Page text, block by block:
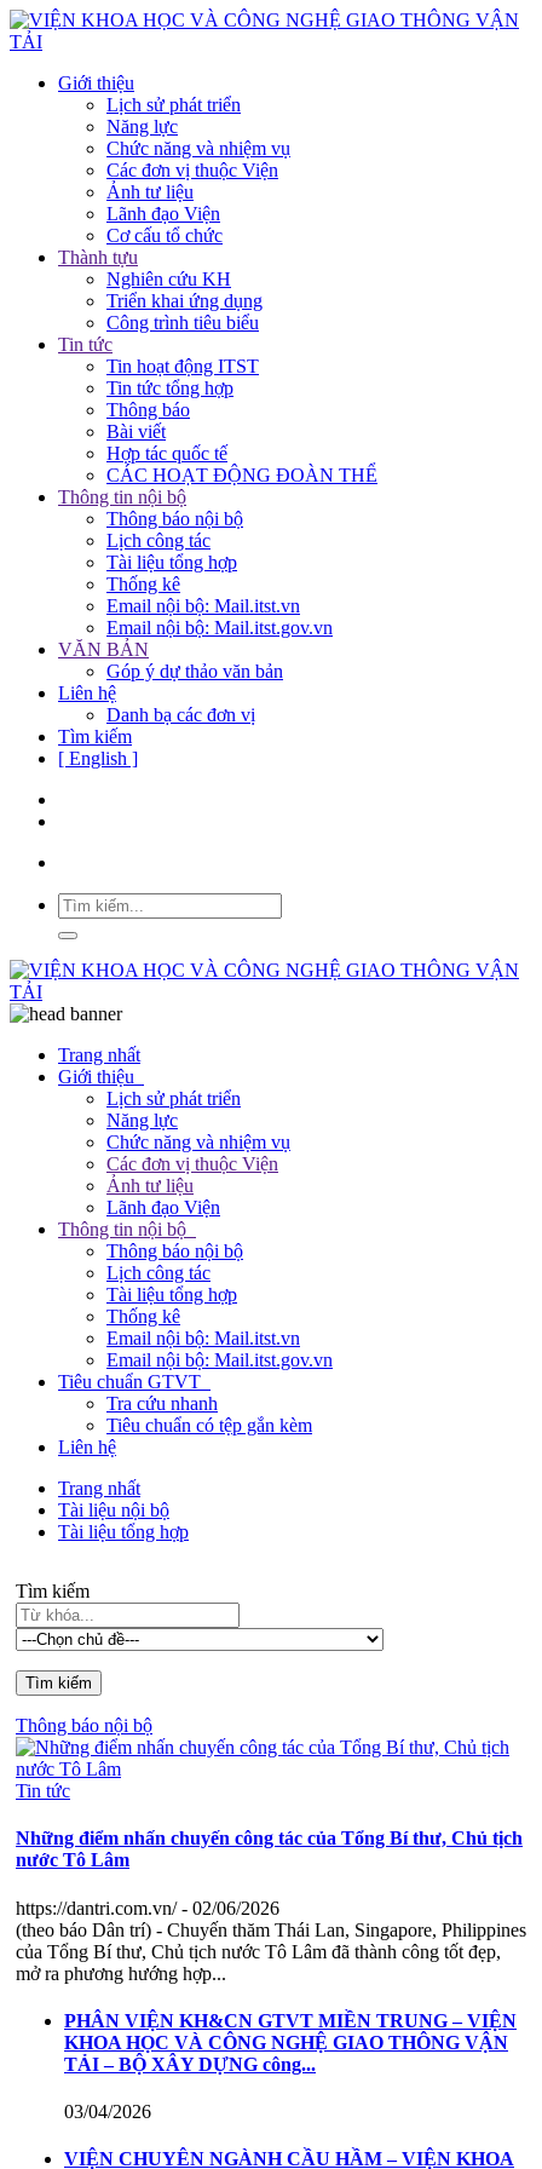
Giới thiệu
Lịch sử phát triển
Năng lực
Chức năng và nhiệm vụ
Các đơn vị thuộc Viện
Ảnh tư liệu
Lãnh đạo Viện
Cơ cấu tổ chức
Thành tựu
Nghiên cứu KH
Triển khai ứng dụng
Công trình tiêu biểu
Tin tức
Tin hoạt động ITST
Tin tức tổng hợp
Thông báo
Bài viết
Hợp tác quốc tế
CÁC HOẠT ĐỘNG ĐOÀN THỂ
Thông tin nội bộ
Thông báo nội bộ
Lịch công tác
Tài liệu tổng hợp
Thống kê
Email nội bộ: Mail.itst.vn
Email nội bộ: Mail.itst.gov.vn
VĂN BẢN
Góp ý dự thảo văn bản
Liên hệ
Danh bạ các đơn vị
Tìm kiếm
[ English ]
Trang nhất
Giới thiệu
Lịch sử phát triển
Năng lực
Chức năng và nhiệm vụ
Các đơn vị thuộc Viện
Ảnh tư liệu
Lãnh đạo Viện
Thông tin nội bộ
Thông báo nội bộ
Lịch công tác
Tài liệu tổng hợp
Thống kê
Email nội bộ: Mail.itst.vn
Email nội bộ: Mail.itst.gov.vn
Tiêu chuẩn GTVT
Tra cứu nhanh
Tiêu chuẩn có tệp gắn kèm
Liên hệ
Trang nhất
Tài liệu nội bộ
Tài liệu tổng hợp
Tìm kiếm
Thông báo nội bộ
Tin tức
Những điểm nhấn chuyến công tác của Tổng Bí thư, Chủ tịch
nước Tô Lâm
https://dantri.com.vn/- 02/06/2026
(theo báo Dân trí) - Chuyến thăm Thái Lan, Singapore, Philippines
của Tổng Bí thư, Chủ tịch nước Tô Lâm đã thành công tốt đẹp,
mở ra phương hướng hợp...
PHÂN VIỆN KH&CN GTVT MIỀN TRUNG – VIỆN
KHOA HỌC VÀ CÔNG NGHỆ GIAO THÔNG VẬN
TẢI – BỘ XÂY DỰNG công...
03/04/2026
VIỆN CHUYÊN NGÀNH CẦU HẦM – VIỆN KHOA